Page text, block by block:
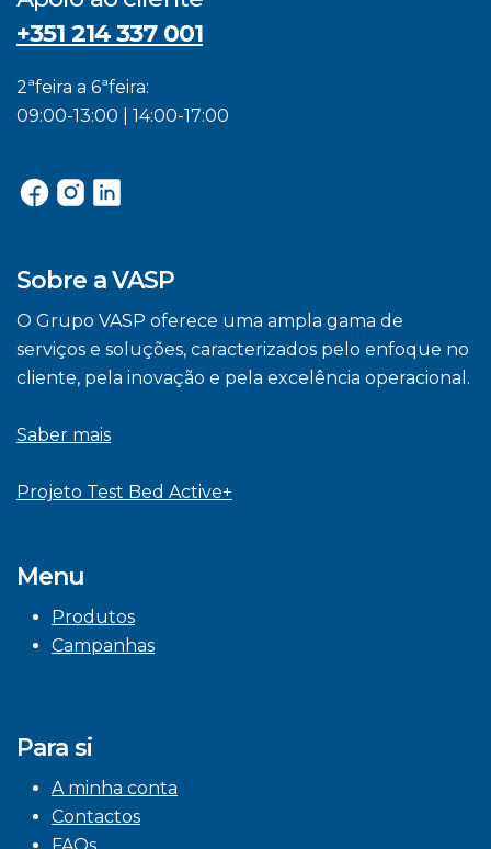
+351 214 337 001
2ªfeira a 6ªfeira:
09:00-13:00 | 14:00-17:00
Sobre a VASP
O Grupo VASP oferece uma ampla gama de
serviços e soluções, caracterizados pelo enfoque no
cliente, pela inovação e pela excelência operacional.
Saber mais
Projeto Test Bed Active+
Menu
Produtos
Campanhas
Para si
A minha conta
Contactos